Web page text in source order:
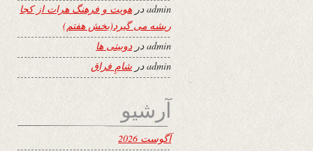
adminدر هویت و فرهنگ هرات از کجا
ریشه می گیرد(بخش هفتم)
adminدردوبیتی ها
admin در شامِ فراق
آرشیو
آگوست 2026